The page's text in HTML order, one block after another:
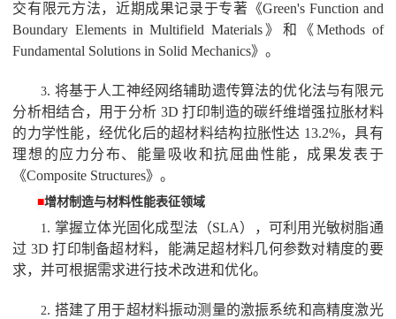
交有限元方法，近期成果记录于专著《Green's Function and
Boundary Elements in Multifield Materials》和《Methods of
Fundamental Solutions in Solid Mechanics》。
3. 将基于人工神经网络辅助遗传算法的优化法与有限元
分析相结合，用于分析 3D 打印制造的碳纤维增强拉胀材料
的力学性能，经优化后的超材料结构拉胀性达 13.2%，具有
理想的应力分布、能量吸收和抗屈曲性能，成果发表于
《Composite Structures》。
■增材制造与材料性能表征领域
1. 掌握立体光固化成型法（SLA），可利用光敏树脂通
过 3D打印制备超材料，能满足超材料几何参数对精度的要
求，并可根据需求进行技术改进和优化。
2. 搭建了用于超材料振动测量的激振系统和高精度激光